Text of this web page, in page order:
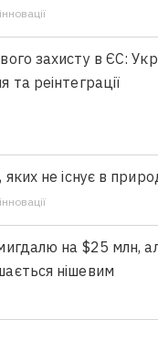
захисту в ЄС:
та реінтеграції
не існує в
на $25 млн,
нішевим